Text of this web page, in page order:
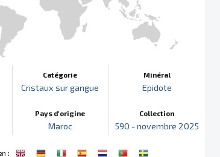
Catégorie
Cristaux sur gangue
Pays d'origine
Maroc
Minéral
Epidote
Collection
590 - novembre 2025
: